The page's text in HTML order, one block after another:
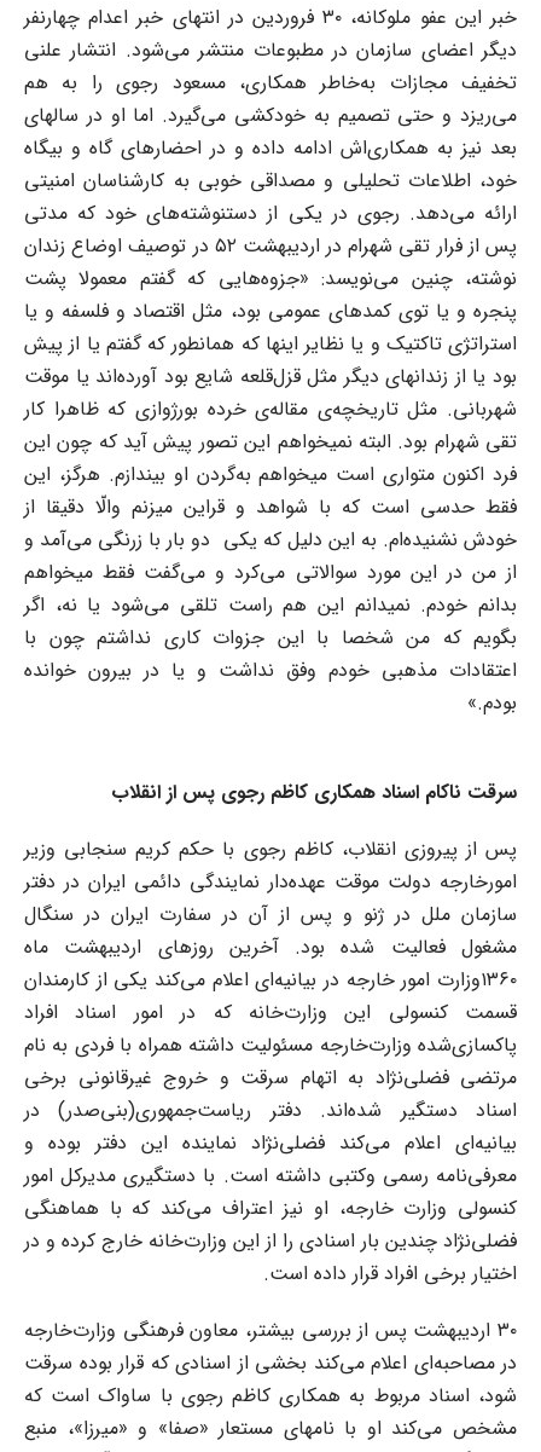
خبر این عفو ملوکانه، ۳۰ فروردین در انتهای خبر اعدام چهارنفر
دیگر اعضای سازمان در مطبوعات منتشر می‌شود. انتشار علنی
تخفیف مجازات به‌خاطر همکاری، مسعود رجوی را به هم
می‌ریزد و حتی تصمیم به خودکشی می‌گیرد. اما او در سالهای
بعد نیز به همکاری‌اش ادامه داده و در احضارهای گاه و بیگاه
خود، اطلاعات تحلیلی و مصداقی خوبی به کارشناسان امنیتی
ارائه می‌دهد. رجوی در یکی از دستنوشته‌های خود که مدتی
پس از فرار تقی شهرام در اردیبهشت ۵۲ در توصیف اوضاع زندان
نوشته، چنین می‌نویسد: «جزوه‌هایی که گفتم معمولا پشت
پنجره و یا توی کمدهای عمومی بود، مثل اقتصاد و فلسفه و یا
استراتژی تاکتیک و یا نظایر اینها که همانطور که گفتم یا از پیش
بود یا از زندانهای دیگر مثل قزل‌قلعه شایع بود آورده‌اند یا موقت
شهربانی. مثل تاریخچه‌ی مقاله‌ی خرده بورژوازی که ظاهرا کار
تقی شهرام بود. البته نمیخواهم این تصور پیش آید که چون این
فرد اکنون متواری است میخواهم به‌گردن او بیندازم. هرگز، این
فقط حدسی است که با شواهد و قراین میزنم والّا دقیقا از
خودش نشنیده‌ام. به این دلیل که یکی دو بار با زرنگی می‌آمد و
از من در این مورد سوالاتی می‌کرد و می‌گفت فقط میخواهم
بدانم خودم. نمیدانم این هم راست تلقی می‌شود یا نه، اگر
بگویم که من شخصا با این جزوات کاری نداشتم چون با
اعتقادات مذهبی خودم وفق نداشت و یا در بیرون خوانده
بودم.»
سرقت ناکام اسناد همکاری کاظم رجوی پس از انقلاب
پس از پیروزی انقلاب، کاظم رجوی با حکم کریم سنجابی وزیر
امورخارجه دولت موقت عهده‌دار نمایندگی دائمی ایران در دفتر
سازمان ملل در ژنو و پس از آن در سفارت ایران در سنگال
مشغول فعالیت شده بود. آخرین روزهای اردیبهشت ماه
۱۳۶۰وزارت امور خارجه در بیانیه‌ای اعلام می‌کند یکی از کارمندان
قسمت کنسولی این وزارت‌خانه که در امور اسناد افراد
پاکسازی‌شده وزارت‌خارجه مسئولیت داشته همراه با فردی به نام
مرتضی فضلی‌نژاد به اتهام سرقت و خروج غیرقانونی برخی
اسناد دستگیر شد‌ه‌اند. دفتر ریاست‌جمهوری(بنی‌صدر) در
بیانیه‌ای اعلام می‌کند فضلی‌نژاد نماینده این دفتر بوده و
معرفی‌نامه رسمی وکتبی داشته است. با دستگیری مدیرکل امور
کنسولی وزارت خارجه، او نیز اعتراف می‌کند که با هماهنگی
فضلی‌نژاد چندین بار اسنادی را از این وزارت‌خانه خارج کرده و در
اختیار برخی افراد قرار داده است.
۳۰ اردیبهشت‌ پس از بررسی بیشتر، معاون فرهنگی وزارت‌خارجه
در مصاحبه‌ای اعلام می‌کند بخشی از اسنادی که قرار بوده سرقت
شود، اسناد مربوط به همکاری کاظم رجوی با ساواک است که
مشخص می‌کند او با نامهای مستعار «صفا» و «میرزا»، منبع